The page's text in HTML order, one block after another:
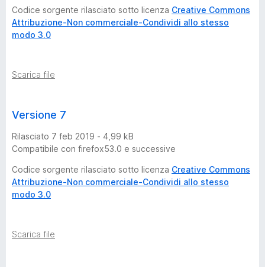
Codice sorgente rilasciato sotto licenza Creative Commons
Attribuzione-Non commerciale-Condividi allo stesso
modo 3.0
Scarica file
Versione 7
Rilasciato 7 feb 2019 - 4,99 kB
Compatibile con firefox53.0 e successive
Codice sorgente rilasciato sotto licenza Creative Commons
Attribuzione-Non commerciale-Condividi allo stesso
modo 3.0
Scarica file